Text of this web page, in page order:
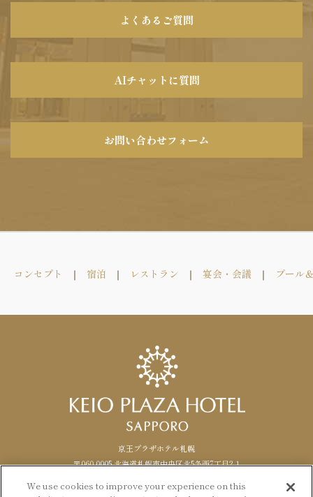
よくあるご質問
AIチャットに質問
お問い合わせフォーム
コンセプト 宿泊 レストラン 宴会・会議 プール
京王プラザホテル札幌
〒060-0005 北海道札幌市中央区北5条西7丁目2-1
We use cookies to improve your experience on this